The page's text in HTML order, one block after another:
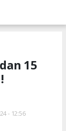
15
- 12:56